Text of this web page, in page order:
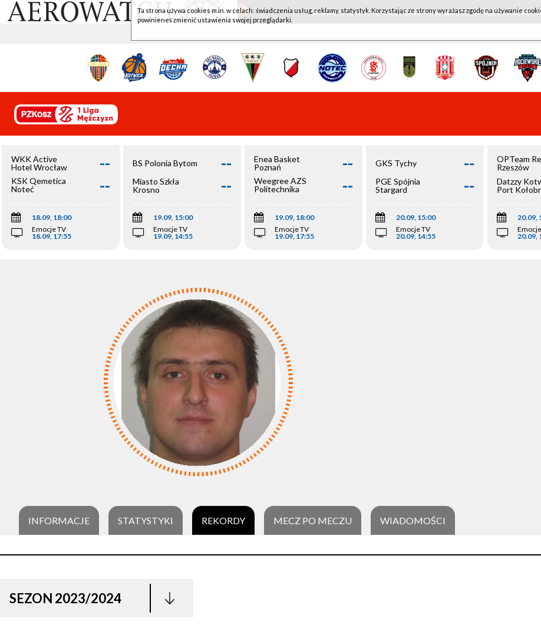
WKK ACTIVE HOTEL WROCŁAW - KSK QEMETICA NOTEĆ
WKK Active
Hotel Wrocław
--
KSK Qemetica
Noteć
Inowrocław
--
18.09, 18:00
Emocje TV
18.09, 17:55
BS Polonia Bytom --
Miasto Szkła
Krosno
--
19.09, 15:00
Emocje TV
19.09, 14:55
Enea Basket
Poznań
--
Weegree AZS
Politechnika
--
19.09, 18:00
Emocje TV
19.09, 17:55
GKS Tychy --
PGE Spójnia
Stargard
--
20.09, 15:00
Emocje TV
20.09, 14:55
OPTeam
Rzeszów
Datzzy
Port
20.09,
20.09,
INFORMACJE STATYSTYKI REKORDY MECZ PO MECZU WIADOMOŚCI
SEZON 2023/2024
Ta strona używa cookies m.in. w celach: świadczenia usług, reklamy, statystyk. Korzystając ze strony wyrażasz zgodę na używanie
powinieneś zmienić ustawienia swojej przeglądarki.